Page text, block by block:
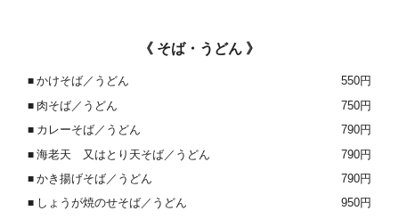
《 そば・うどん 》
かけそば／うどん
550円
肉そば／うどん
750円
カレーそば／うどん
790円
海老天 又はとり天そば／うどん
790円
かき揚げそば／うどん
790円
しょうが焼のせそば／うどん
950円